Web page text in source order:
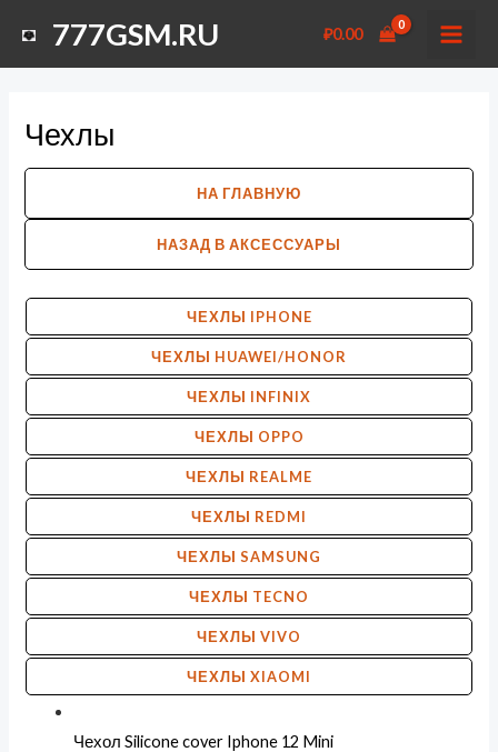
содержимому
777GSM.RU ₽0.00
Чехлы
НА ГЛАВНУЮ
НАЗАД В АКСЕССУАРЫ
ЧЕХЛЫ IPHONE
ЧЕХЛЫ HUAWEI/HONOR
ЧЕХЛЫ INFINIX
ЧЕХЛЫ OPPO
ЧЕХЛЫ REALME
ЧЕХЛЫ REDMI
ЧЕХЛЫ SAMSUNG
ЧЕХЛЫ TECNO
ЧЕХЛЫ VIVO
ЧЕХЛЫ XIAOMI
Чехол Silicone cover Iphone 12 Mini